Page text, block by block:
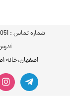
شماره تماس :
اصفهان،خانه